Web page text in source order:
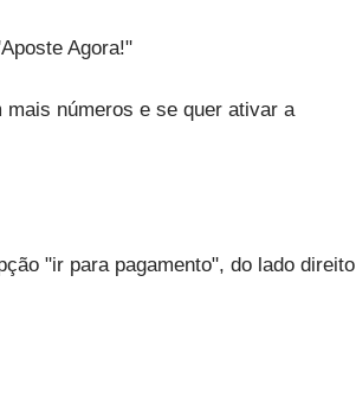
Agora!"
números e se quer ativar a
"ir para pagamento", do lado direito